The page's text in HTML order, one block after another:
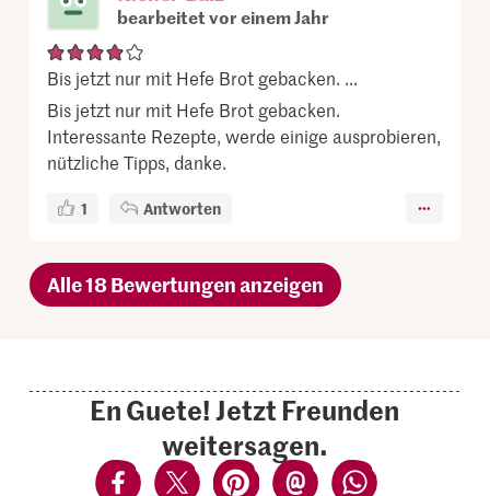
bearbeitet vor einem Jahr
Bis jetzt nur mit Hefe Brot gebacken. ...
Bis jetzt nur mit Hefe Brot gebacken.
Interessante Rezepte, werde einige ausprobieren,
nützliche Tipps, danke.
1 Antworten
Alle 18 Bewertungen anzeigen
En Guete! Jetzt Freunden
weitersagen.